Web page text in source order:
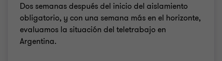
Dos semanas después del inicio del aislamiento
obligatorio, y con una semana más en el horizonte,
evaluamos la situación del teletrabajo en
Argentina.